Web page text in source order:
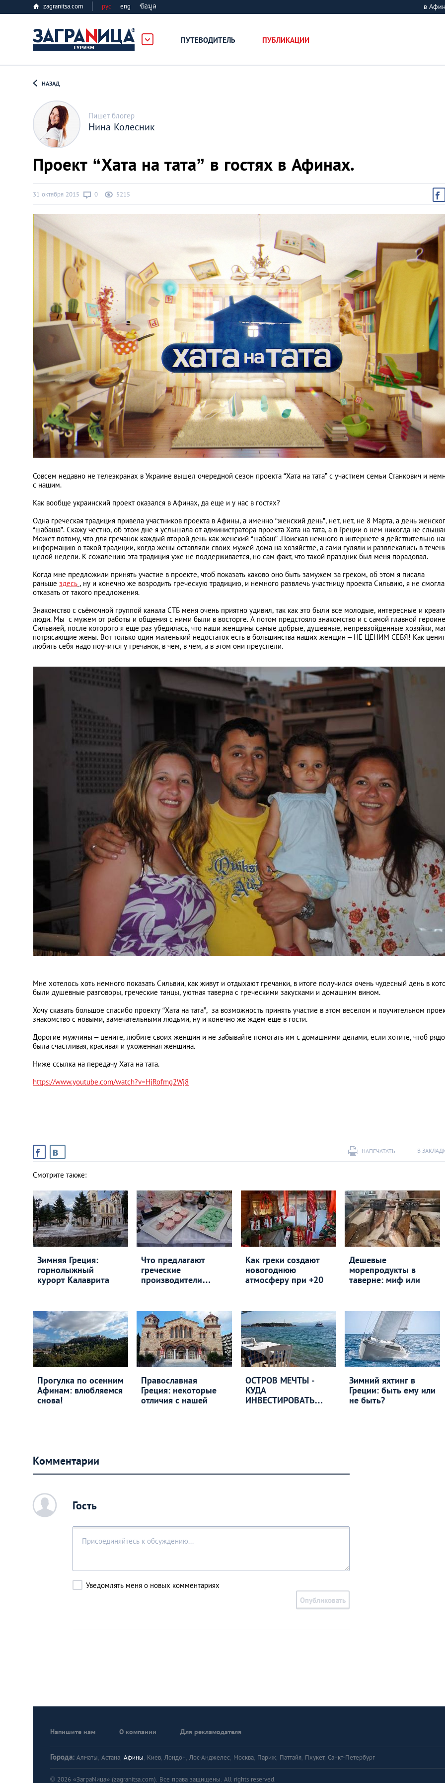
zagranitsa.com рус eng ข้อมูล в
ПУТЕВОДИТЕЛЬ ПУБЛИКАЦИИ
Лондон
Лос-Анджелес
Москва
Париж
Паттайя
Пхукет
Санкт-Петербург
НАЗАД
Пишет блогер
Нина Колесник
Проект “Хата на тата” в гостях в Афинах.
31 октября 2015 0 5215
Совсем недавно не телеэкранах в Украине вышел очередной сезон проекта “Хата на тата” с участием семьи Станкович и
с нашим.
Как вообще украинский проект оказался в Афинах, да еще и у нас в гостях?
Одна греческая традиция привела участников проекта в Афины, а именно “женский день”, нет, нет, не 8 Марта, а день
“шабаша”. Скажу честно, об этом дне я услышала от администратора проекта Хата на тата, а в Греции о нем никогда не
Может потому, что для гречанок каждый второй день как женский “шабаш” .Поискав немного в интернете я действительно
информацию о такой традиции, когда жены оставляли своих мужей дома на хозяйстве, а сами гуляли и развлекались в
целой недели. К сожалению эта традиция уже не поддерживается, но сам факт, что такой праздник был меня порадовал.
Когда мне предложили принять участие в проекте, чтоб показать каково оно быть замужем за греком, об этом я писала
раньше здесь , ну и конечно же возродить греческую традицию, и немного развлечь участницу проекта Сильвию, я не смогла
отказать от такого предложения.
Знакомство с съёмочной группой канала СТБ меня очень приятно удивил, так как это были все молодые, интересные и
люди. Мы с мужем от работы и общения с ними были в восторге. А потом предстояло знакомство и с самой главной
Сильвией, после которого я еще раз убедилась, что наши женщины самые добрые, душевные, непревзойденные хозяйки,
потрясающие жены. Вот только один маленький недостаток есть в большинства наших женщин – НЕ ЦЕНИМ СЕБЯ! Как
любить себя надо поучится у гречанок, в чем, в чем, а в этом они преуспели.
Мне хотелось хоть немного показать Сильвии, как живут и отдыхают гречанки, в итоге получился очень чудесный день в
были душевные разговоры, греческие танцы, уютная таверна с греческими закусками и домашним вином.
Хочу сказать большое спасибо проекту “Хата на тата”, за возможность принять участие в этом веселом и поучительном
знакомство с новыми, замечательными людьми, ну и конечно же ждем еще в гости.
Дорогие мужчины – цените, любите своих женщин и не забывайте помогать им с домашними делами, если хотите, чтоб
была счастливая, красивая и ухоженная женщина.
Ниже ссылка на передачу Хата на тата.
https://www.youtube.com/watch?v=HjRofmg2Wj8
В
НАПЕЧАТАТЬ
Смотрите также:
Зимняя Греция:
горнолыжный
курорт Калаврита
Что предлагают
греческие
производители
Как греки создают
новогоднюю
атмосферу при +20
Дешевые
морепродукты в
таверне: миф или
Прогулка по осенним
Афинам: влюбляемся
снова!
Православная
Греция: некоторые
отличия с нашей
ОСТРОВ МЕЧТЫ -
КУДА
ИНВЕСТИРОВАТЬ
Зимний яхтинг в
Греции: быть ему или
не быть?
Комментарии
c Гость
Уведомлять меня о новых комментариях
Опубликовать
лучших клубных
аэропортах мира
Афанасьева
38962
Напишите нам О компании Для рекламодателя
Города: Алматы, Астана, Афины, Киев, Лондон, Лос-Анджелес, Москва, Париж, Паттайя, Пхукет, Санкт-Петербург
© 2026 «ЗаграNица» (zagranitsa.com). Все права защищены. All rights reserved.